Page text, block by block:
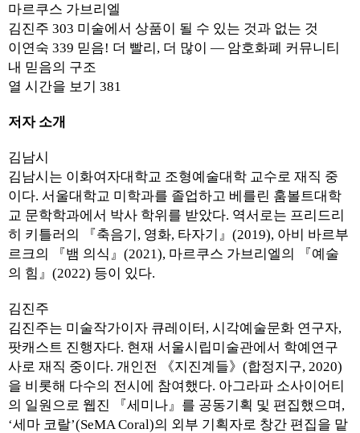
마르쿠스 가브리엘
김진주 303 미술에서 상품이 될 수 있는 것과 없는 것
이연숙 339 믿음! 더 빨리, 더 많이 — 암호화폐 커뮤니티
내 믿음의 구조
열 시간을 보기 381
저자 소개
김남시
김남시는 이화여자대학교 조형예술대학 교수로 재직 중
이다. 서울대학교 미학과를 졸업하고 베를린 훔볼트대학
교 문학학과에서 박사 학위를 받았다. 역서로는 프리드리
히 키틀러의 『축음기, 영화, 타자기』(2019), 아비 바르부
르크의 『뱀 의식』(2021), 마르쿠스 가브리엘의 『예술
의 힘』(2022) 등이 있다.
김진주
김진주는 미술작가이자 큐레이터, 시각예술문화 연구자,
팟캐스트 진행자다. 현재 서울시립미술관에서 학예연구
사로 재직 중이다. 개인전 《지진계들》(합정지구, 2020)
을 비롯해 다수의 전시에 참여했다. 아그라파 소사이어티
의 일원으로 웹진 『세미나』를 공동기획 및 편집했으며,
‘세마 코랄’(SeMA Coral)의 외부 기획자로 창간 편집을 맡